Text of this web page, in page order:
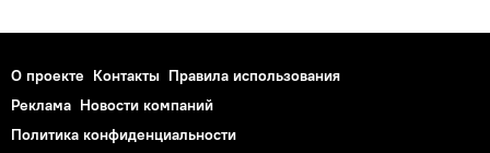
О проекте Контакты Правила использования
Реклама Новости компаний
Политика конфиденциальности